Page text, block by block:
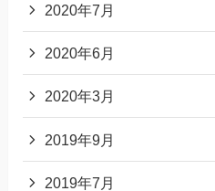
2020年7月
2020年6月
2020年3月
2019年9月
2019年7月